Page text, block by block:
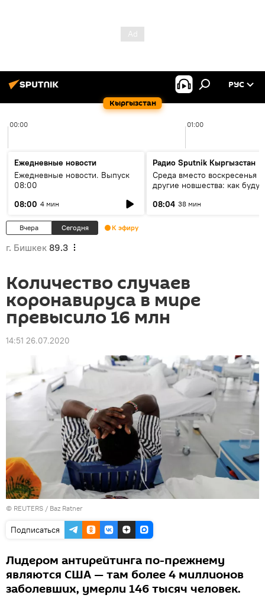
Кыргызстан
РУС
00:00 01:00
Ежедневные новости
Ежедневные новости. Выпуск
08:00
08:00 4 мин
Радио Sputnik Кыргызстан
Среда вместо воскресенья и
другие новшества: как будут
08:04 38 мин
Вчера Сегодня К эфиру
г. Бишкек 89.3
Количество случаев
коронавируса в мире
превысило 16 млн
14:51 26.07.2020
© REUTERS / Baz Ratner
Подписаться
Лидером антирейтинга по-прежнему
являются США — там более 4 миллионов
заболевших, умерли 146 тысяч человек.